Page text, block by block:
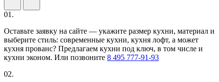
01.
Оставьте заявку на сайте — укажите размер кухни, материал и
выберите стиль: современные кухни, кухня лофт, а может
кухня прованс? Предлагаем кухни под ключ, в том числе и
кухни эконом. Или позвоните 8 495 777-91-93
02.